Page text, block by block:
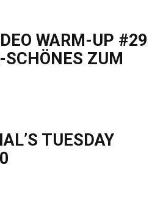
WARM-UP #29
ZUM
TUESDAY